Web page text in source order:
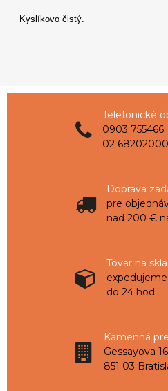
· Kyslíkovo čistý.
Telefonické
0903 755466
02 68202000
Doprava
pre
nad 200 €
Tovar na
expedujeme
do 24 hod.
Kamenná
Gessayova
851 03